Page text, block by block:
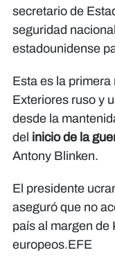
secretario de
seguridad
estadounidense
Esta es la
Exteriores ruso y
desde la
del inicio de la
Antony Blinken.
El presidente
aseguró que no
país al margen de
europeos.EFE